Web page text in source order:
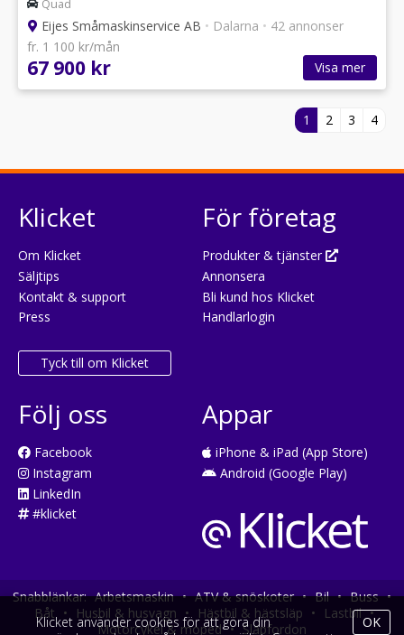
Quad
Eijes Småmaskinservice AB • Dalarna • 42 annonser
fr. 1 100 kr/mån
67 900 kr Visa mer
1 2 3 4
Klicket
Om Klicket
Säljtips
Kontakt & support
Press
Tyck till om Klicket
För företag
Produkter & tjänster
Annonsera
Bli kund hos Klicket
Handlarlogin
Följ oss
Facebook
Instagram
LinkedIn
#klicket
Appar
iPhone & iPad (App Store)
Android (Google Play)
Snabblänkar: Arbetsmaskin • ATV & snöskoter • Bil • Buss •
Båt • Husbil & husvagn • Hästbil & hästsläp • Lastbil •
Motorcykel & moped • Släpfordon
Klicket använder cookies för att göra din
OK